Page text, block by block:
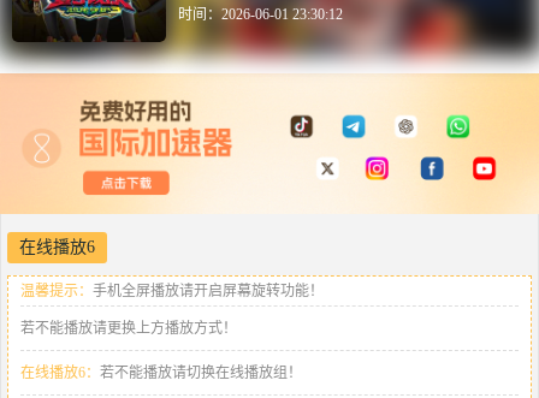
时间：2026-06-01 23:30:12
在线播放6
温馨提示： 手机全屏播放请开启屏幕旋转功能！
若不能播放请更换上方播放方式！
在线播放6： 若不能播放请切换在线播放组！